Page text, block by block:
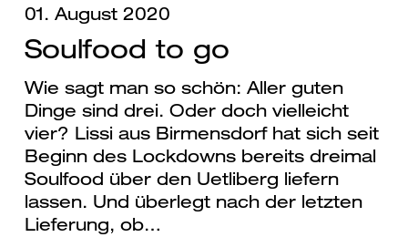
01. August 2020
Soulfood to go
Wie sagt man so schön: Aller guten
Dinge sind drei. Oder doch vielleicht
vier? Lissi aus Birmensdorf hat sich seit
Beginn des Lockdowns bereits dreimal
Soulfood über den Uetliberg liefern
lassen. Und überlegt nach der letzten
Lieferung, ob…